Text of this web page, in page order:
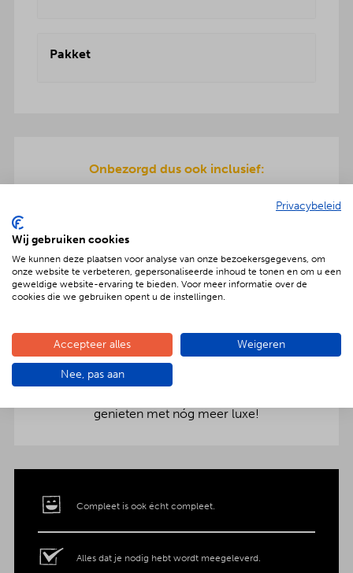
Pakket
Onbezorgd dus ook inclusief:
om de warme hapjes op te warmen. Gratis
Verras jouw gezelschap met een extra feestelijke
aankleding op tafel. Voor maar € 2,- per persoon
extra wordt het vlees en de salades in
genieten met nóg meer luxe!
Compleet is ook écht compleet.
Alles dat je nodig hebt wordt meegeleverd.
Privacybeleid
Wij gebruiken cookies
We kunnen deze plaatsen voor analyse van onze bezoekersgegevens, om
onze website te verbeteren, gepersonaliseerde inhoud te tonen en om u een
geweldige website-ervaring te bieden. Voor meer informatie over de
cookies die we gebruiken opent u de instellingen.
Accepteer alles Weigeren
Nee, pas aan